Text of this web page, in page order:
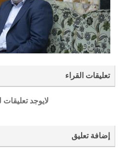
تعليقات القراء
لايوجد
إضافة تعليق